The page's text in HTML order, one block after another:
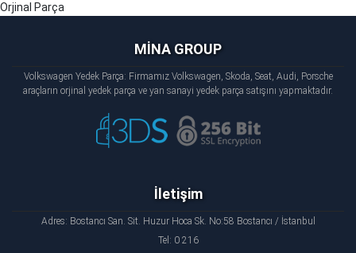
Orjinal Parça
MİNA GROUP
Volkswagen Yedek Parça: Firmamız Volkswagen, Skoda, Seat, Audi, Porsche
araçların orjinal yedek parça ve yan sanayi yedek parça satışını yapmaktadır.
İletişim
Adres: Bostancı San. Sit. Huzur Hoca Sk. No:58 Bostancı / İstanbul
Tel: 0 216